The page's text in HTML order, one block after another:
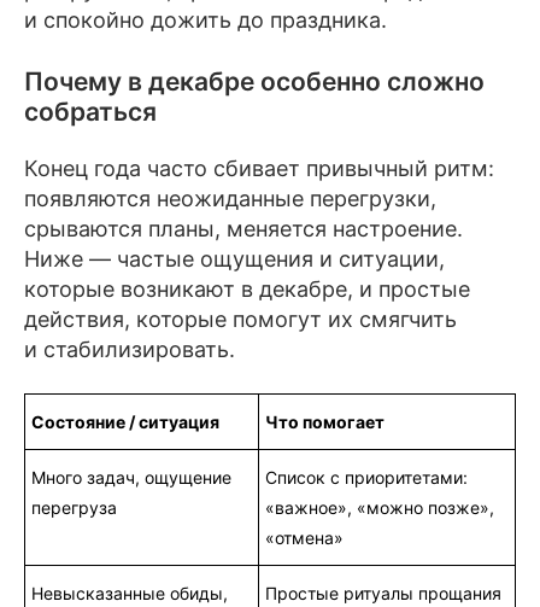
и спокойно дожить до праздника.
Почему в декабре особенно сложно
собраться
Конец года часто сбивает привычный ритм:
появляются неожиданные перегрузки,
срываются планы, меняется настроение.
Ниже — частые ощущения и ситуации,
которые возникают в декабре, и простые
действия, которые помогут их смягчить
и стабилизировать.
Состояние / ситуация Что помогает
Много задач, ощущение
перегруза
Список с приоритетами:
«важное», «можно позже»,
«отмена»
Невысказанные обиды,
Простые ритуалы прощания